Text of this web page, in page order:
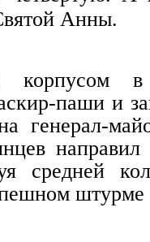
Анны.
корпусом
паши и
генерал-
средней
штурме